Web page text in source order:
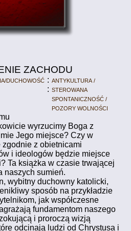
ZACHODU
duchowość :
:
Antykultura /
sterowana
spontaniczność /
pozory wolności
wyrzucimy Boga z
Jego miejsce? Czy w
z obietnicami
i ideologów będzie miejsce
Ta książka w czasie trwającej
naszych sumień.
wybitny duchowny katolicki,
sposób na przykładzie
jak współczesne
fundamentom naszego
i proroczą wizją
odcinają ludzi od Chrystusa i